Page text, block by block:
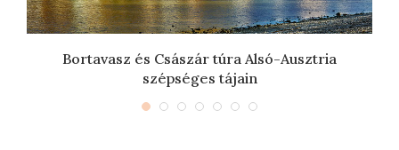
Bortavasz és Császár túra Alsó-Ausztria
szépséges tájain